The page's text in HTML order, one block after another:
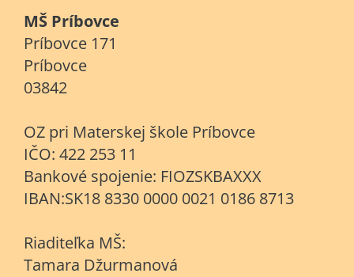
MŠ Príbovce
Príbovce 171
Príbovce
03842
OZ pri Materskej škole Príbovce
IČO: 422 253 11
Bankové spojenie: FIOZSKBAXXX
IBAN:SK18 8330 0000 0021 0186 8713
Riaditeľka MŠ:
Tamara Džurmanová